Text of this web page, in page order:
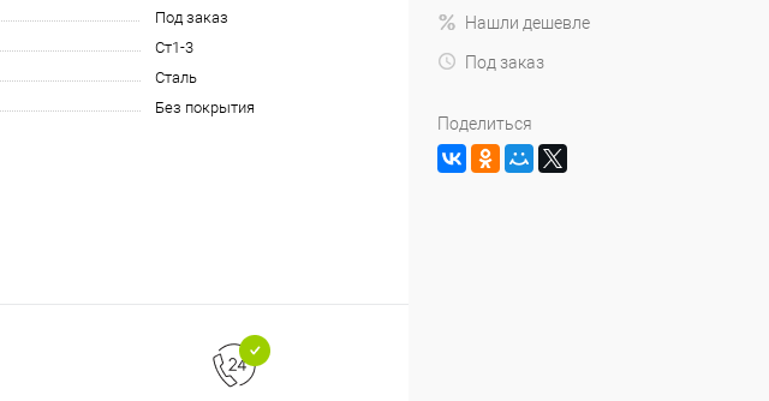
Под заказ
Ст1-3
Сталь
Без покрытия
Нашли дешевле
Под заказ
Поделиться